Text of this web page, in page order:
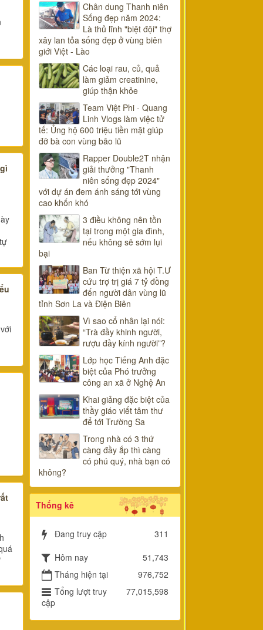
Chân dung Thanh niên
Sống đẹp năm 2024:
Là thủ lĩnh "biệt đội" thợ
xây lan tỏa sống đẹp ở vùng biên
giới Việt - Lào
Các loại rau, củ, quả
làm giảm creatinine,
giúp thận khỏe
Team Việt Phi - Quang
Linh Vlogs làm việc tử
tế: Ủng hộ 600 triệu tiền mặt giúp
đỡ bà con vùng bão lũ
Rapper Double2T nhận
giải thưởng "Thanh
niên sống đẹp 2024"
với dự án đem ánh sáng tới vùng
cao khốn khó
3 điều không nên tồn
tại trong một gia đình,
nếu không sẽ sớm lụi
bại
Ban Từ thiện xã hội T.Ư
cứu trợ trị giá 7 tỷ đồng
đến người dân vùng lũ
tỉnh Sơn La và Điện Biên
Vì sao cổ nhân lại nói:
“Trà đầy khinh người,
rượu đầy kính người”?
Lớp học Tiếng Anh đặc
biệt của Phó trưởng
công an xã ở Nghệ An
Khai giảng đặc biệt của
thầy giáo viết tâm thư
để tới Trường Sa
Trong nhà có 3 thứ
càng đầy ắp thì càng
có phú quý, nhà bạn có
không?
Thống kê
Đang truy cập
311
Hôm nay
51,743
Tháng hiện tại
976,752
Tổng lượt truy
cập
77,015,598